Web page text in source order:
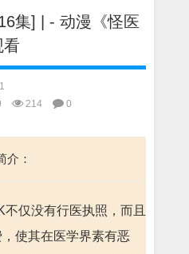
集] | - 动漫《怪医
看
214 0
介：
仅没有行医执照，而且
使其在医学界素有恶